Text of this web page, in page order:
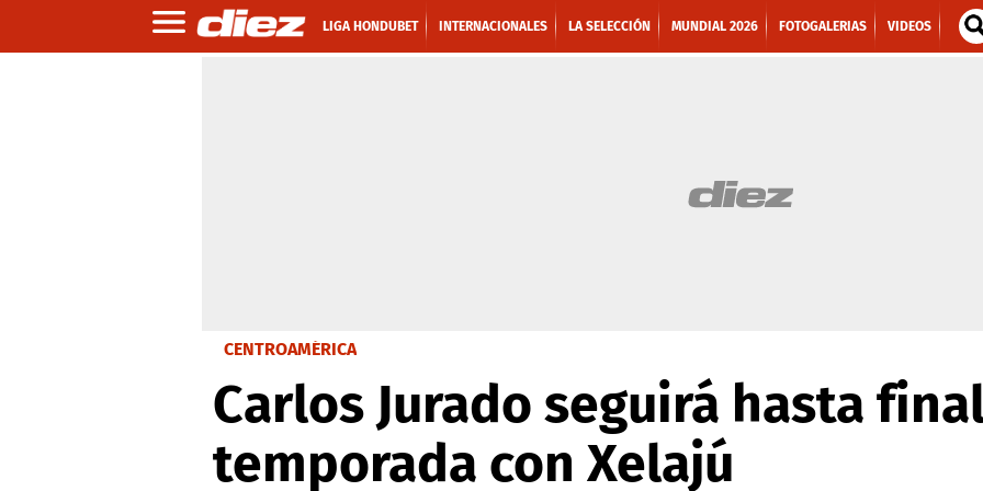
LIGA HONDUBET INTERNACIONALES LA SELECCIÓN MUNDIAL 2026 FOTOGALERIAS VIDEOS
CENTROAMÉRICA
Carlos Jurado seguirá hasta
temporada con Xelajú